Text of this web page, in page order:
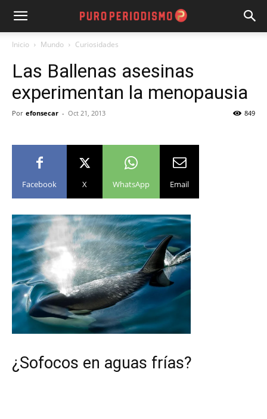
Inicio Mundo Curiosidades
Las Ballenas asesinas
experimentan la menopausia
Por efonsecar - Oct 21, 2013 849
Facebook X WhatsApp Email
¿Sofocos en aguas frías?